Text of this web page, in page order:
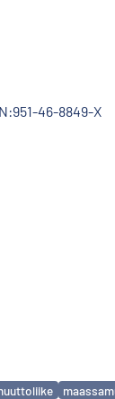
46-8849-X